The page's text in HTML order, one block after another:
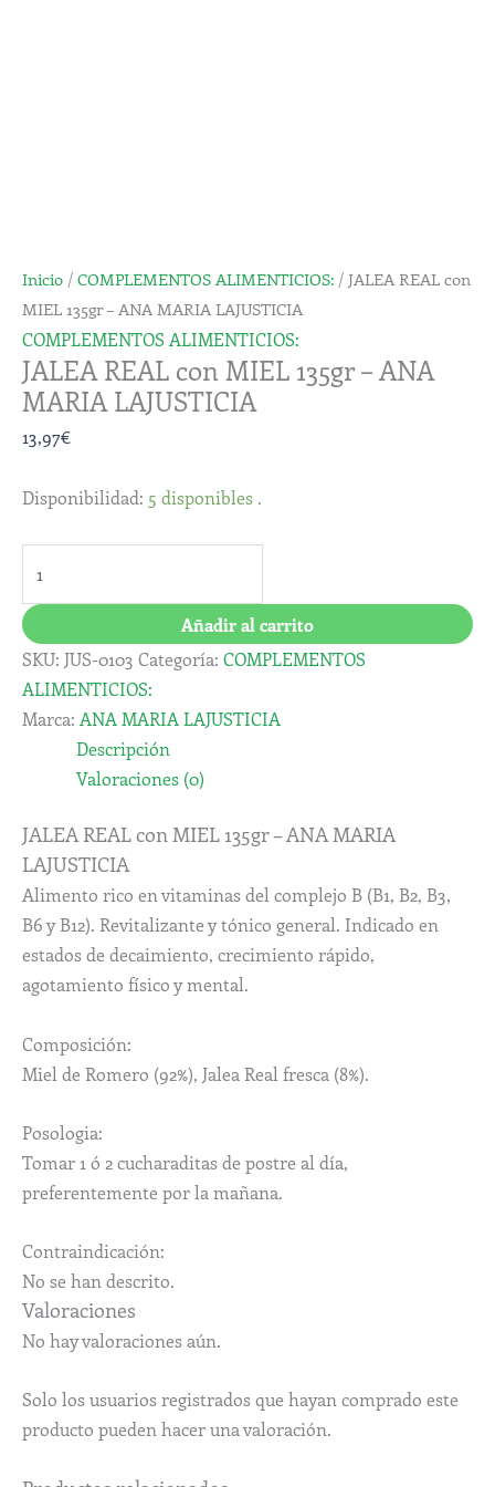
Inicio / COMPLEMENTOS ALIMENTICIOS: / JALEA REAL con
MIEL 135gr – ANA MARIA LAJUSTICIA
COMPLEMENTOS ALIMENTICIOS:
JALEA REAL con MIEL 135gr – ANA
MARIA LAJUSTICIA
13,97€
Disponibilidad: 5 disponibles .
Añadir al carrito
SKU: JUS-0103 Categoría: COMPLEMENTOS
ALIMENTICIOS:
Marca: ANA MARIA LAJUSTICIA
Descripción
Valoraciones (0)
JALEA REAL con MIEL 135gr – ANA MARIA
LAJUSTICIA
Alimento rico en vitaminas del complejo B (B1, B2, B3,
B6 y B12). Revitalizante y tónico general. Indicado en
estados de decaimiento, crecimiento rápido,
agotamiento físico y mental.
Composición:
Miel de Romero (92%), Jalea Real fresca (8%).
Posologia:
Tomar 1 ó 2 cucharaditas de postre al día,
preferentemente por la mañana.
Contraindicación:
No se han descrito.
Valoraciones
No hay valoraciones aún.
Solo los usuarios registrados que hayan comprado este
producto pueden hacer una valoración.